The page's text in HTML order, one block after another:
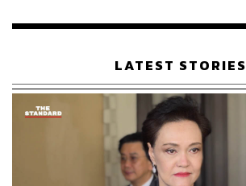
เรือนไทยที่ถูกซุกไว้
LATEST STORIES